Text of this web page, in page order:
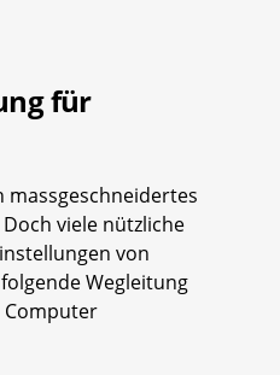
für
massgeschneidertes
viele nützliche
von
Wegleitung